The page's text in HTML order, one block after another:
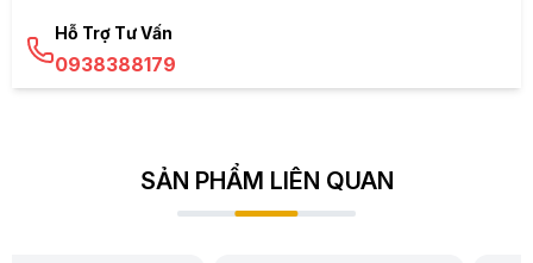
Hỗ Trợ Tư Vấn
0938388179
SẢN PHẨM LIÊN QUAN